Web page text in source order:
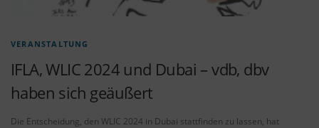
VERANSTALTUNG
IFLA, WLIC 2024 und Dubai – vdb, dbv
haben sich geäußert
Die Entscheidung, den WLIC 2024 in Dubai stattfinden zu lassen, hat